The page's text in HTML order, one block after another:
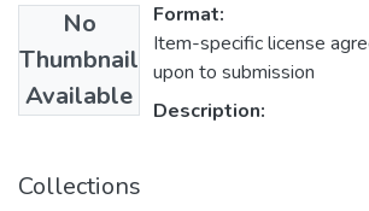
No
Thumbnail
Available
Format:
Item-specific license
upon to submission
Description:
Collections